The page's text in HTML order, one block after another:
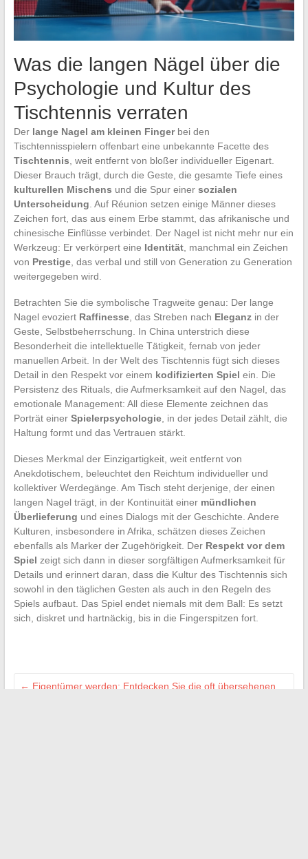
Was die langen Nägel über die
Psychologie und Kultur des
Tischtennis verraten
Der lange Nagel am kleinen Fingerbei den
Tischtennisspielern offenbart eine unbekannte Facette des
Tischtennis , weit entfernt von bloßer individueller Eigenart.
Dieser Brauch trägt, durch die Geste, die gesamte Tiefe eines
kulturellen Mischens und die Spur einer sozialen
Unterscheidung . Auf Réunion setzen einige Männer dieses
Zeichen fort, das aus einem Erbe stammt, das afrikanische und
chinesische Einflüsse verbindet. Der Nagel ist nicht mehr nur ein
Werkzeug: Er verkörpert eine Identität, manchmal ein Zeichen
von Prestige, das verbal und still von Generation zu Generation
weitergegeben wird.
Betrachten Sie die symbolische Tragweite genau: Der lange
Nagel evoziert Raffinesse, das Streben nach Eleganzin der
Geste, Selbstbeherrschung. In China unterstrich diese
Besonderheit die intellektuelle Tätigkeit, fernab von jeder
manuellen Arbeit. In der Welt des Tischtennis fügt sich dieses
Detail in den Respekt vor einem kodifizierten Spiel ein. Die
Persistenz des Rituals, die Aufmerksamkeit auf den Nagel, das
emotionale Management: All diese Elemente zeichnen das
Porträt einer Spielerpsychologie, in der jedes Detail zählt, die
Haltung formt und das Vertrauen stärkt.
Dieses Merkmal der Einzigartigkeit, weit entfernt von
Anekdotischem, beleuchtet den Reichtum individueller und
kollektiver Werdegänge. Am Tisch steht derjenige, der einen
langen Nagel trägt, in der Kontinuität einer mündlichen
Überlieferung und eines Dialogs mit der Geschichte. Andere
Kulturen, insbesondere in Afrika, schätzen dieses Zeichen
ebenfalls als Marker der Zugehörigkeit. Der Respekt vor dem
Spiel zeigt sich dann in dieser sorgfältigen Aufmerksamkeit für
Details und erinnert daran, dass die Kultur des Tischtennis sich
sowohl in den täglichen Gesten als auch in den Regeln des
Spiels aufbaut. Das Spiel endet niemals mit dem Ball: Es setzt
sich, diskret und hartnäckig, bis in die Fingerspitzen fort.
← Eigentümer werden: Entdecken Sie die oft übersehenen